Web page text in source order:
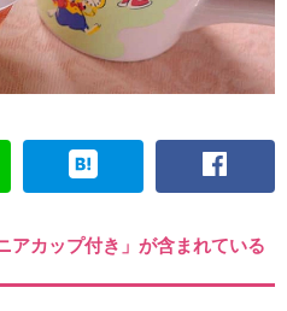
アカップ付き」が含まれている